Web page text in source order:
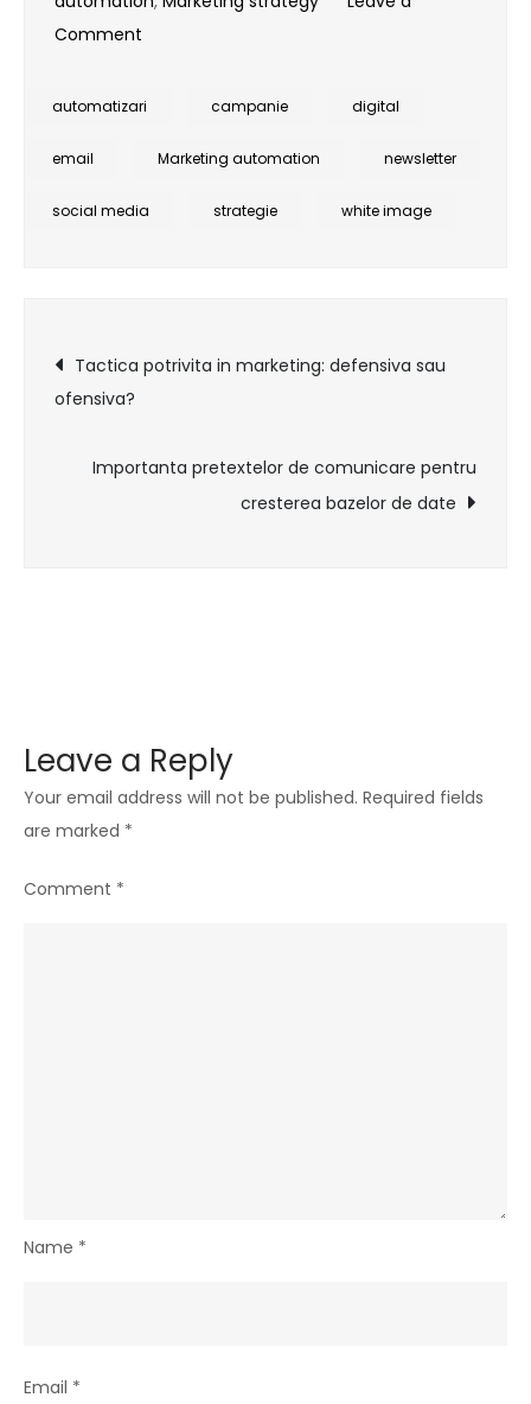
Comment
automatizat
ca
automatizari campanie digital
email Marketing automation newsletter
social media strategie white image
Post
navigation
Tactica potrivita in marketing: defensiva sau
ofensiva?
Importanta pretextelor de comunicare pentru
cresterea bazelor de date
Leave a Reply
Your email address will not be published. Required fields
are marked *
Comment *
Name *
Email *